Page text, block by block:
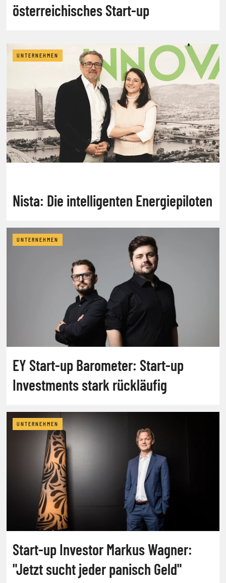
österreichisches Start-up
UNTERNEHMEN
Nista: Die intelligenten Energiepiloten
UNTERNEHMEN
EY Start-up Barometer: Start-up
Investments stark rückläufig
UNTERNEHMEN
Start-up Investor Markus Wagner:
"Jetzt sucht jeder panisch Geld"